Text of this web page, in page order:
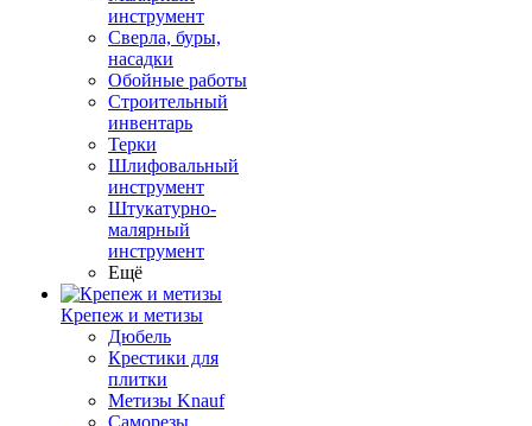
инструмент
Сверла, буры,
насадки
Обойные работы
Строительный
инвентарь
Терки
Шлифовальный
инструмент
Штукатурно-
малярный
инструмент
Ещё
Крепеж и метизы
Дюбель
Крестики для
плитки
Метизы Knauf
Саморезы